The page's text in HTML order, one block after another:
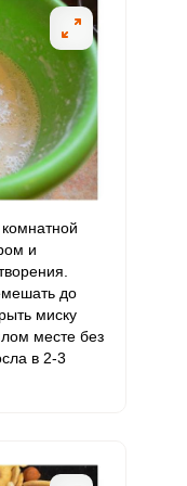
13.2
7.7 37.1
3.6 17.5
6.2
13
42.1
и
до
миску
месте без
в 2-3